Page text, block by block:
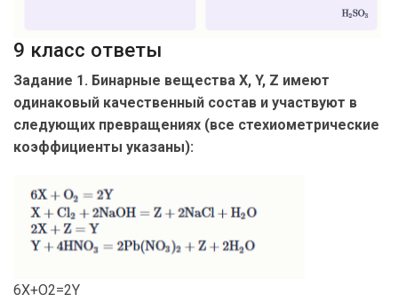
9 класс ответы
Задание 1. Бинарные вещества X, Y, Z имеют
одинаковый качественный состав и участвуют в
следующих превращениях (все стехиометрические
коэффициенты указаны):
6X+O2=2Y